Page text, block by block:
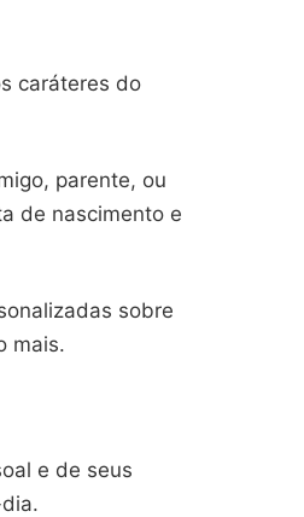
caráteres do
parente, ou
de nascimento e
sobre
mais.
e de seus